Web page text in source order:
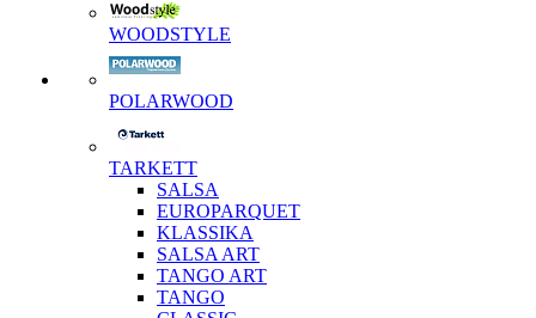
WOODSTYLE
POLARWOOD
TARKETT
SALSA
EUROPARQUET
KLASSIKA
SALSA ART
TANGO ART
TANGO